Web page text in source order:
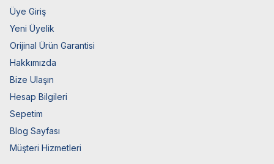
Üye Giriş
Yeni Üyelik
Orijinal Ürün Garantisi
Hakkımızda
Bize Ulaşın
Hesap Bilgileri
Sepetim
Blog Sayfası
Müşteri Hizmetleri